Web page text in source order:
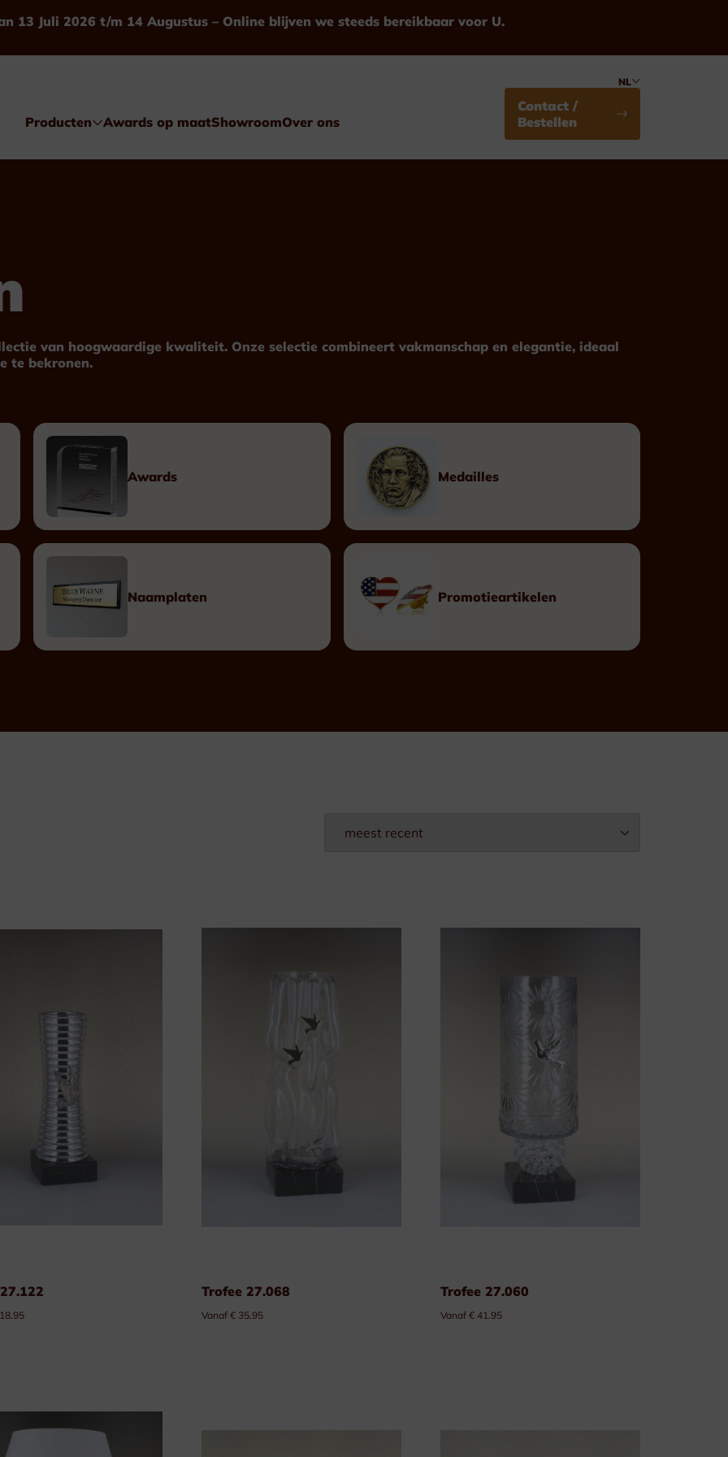
13 Juli 2026 t/m 14 Augustus – Online blijven we steeds bereikbaar voor U.
Producten
Glas & Kristal
Plexiglas
Metaal
Kunststof
Plaketten
Tombstones
Standaard
Naamplaten Eretekens
Militaire Eretekens
Awards op maatShowroomOver ons
NL
Contact /
Bestellen
van hoogwaardige kwaliteit. Onze selectie combineert vakmanschap en elegantie, ideaal
te bekronen.
Awards Medailles
Naamplaten Promotieartikelen
Trofee 27.068
Vanaf € 35.95
Trofee 27.060
Vanaf € 41.95